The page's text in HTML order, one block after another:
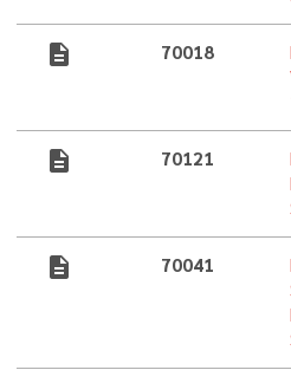
description 70018
description 70121
description 70041